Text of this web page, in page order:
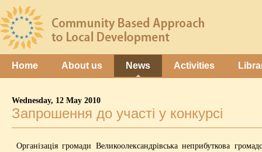
Home About us News Activities
Wednesday, 12 May 2010
Запрошення до участі у конкурсі
Організація громади Великоолександрівська неприбуткова